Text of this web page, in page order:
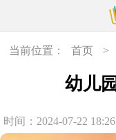
当前位置： 首页 >
幼儿
时间：2024-07-22